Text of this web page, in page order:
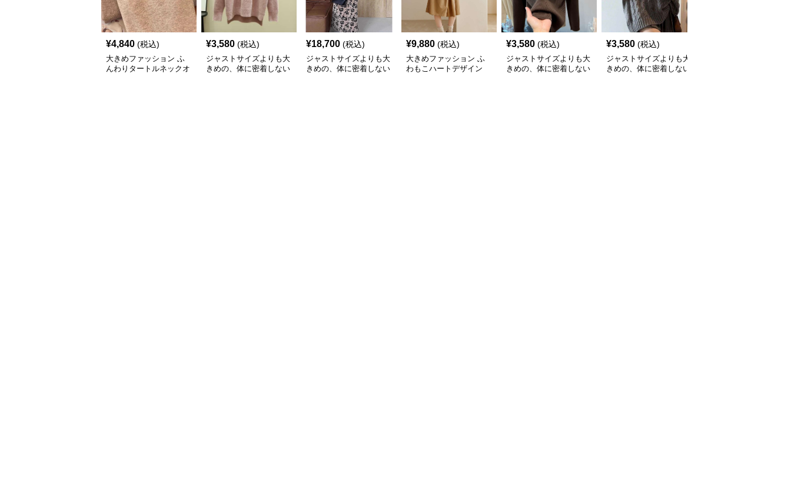
¥4,840 (税込)
大きめファッション ふ
んわりタートルネックオ
¥3,580 (税込)
ジャストサイズよりも大
きめの、体に密着しない
¥18,700 (税込)
ジャストサイズよりも大
きめの、体に密着しない
¥9,880 (税込)
大きめファッション ふ
わもこハートデザイン
¥3,580 (税込)
ジャストサイズよりも大
きめの、体に密着しない
¥3,580 (税込)
ジャストサイズよりも大
きめの、体に密着しない